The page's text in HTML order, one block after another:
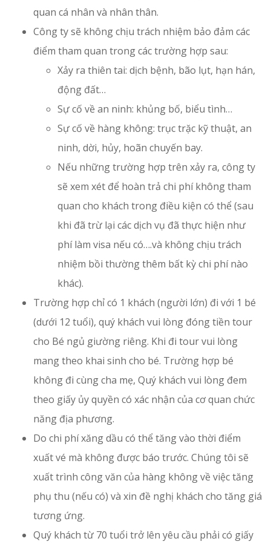
quan cá nhân và nhân thân.
Công ty sẽ không chịu trách nhiệm bảo đảm các
điểm tham quan trong các trường hợp sau:
Xảy ra thiên tai: dịch bệnh, bão lụt, hạn hán,
động đất…
Sự cố về an ninh: khủng bố, biểu tình…
Sự cố về hàng không: trục trặc kỹ thuật, an
ninh, dời, hủy, hoãn chuyến bay.
Nếu những trường hợp trên xảy ra, công ty
sẽ xem xét để hoàn trả chi phí không tham
quan cho khách trong điều kiện có thể (sau
khi đã trừ lại các dịch vụ đã thực hiện như
phí làm visa nếu có….và không chịu trách
nhiệm bồi thường thêm bất kỳ chi phí nào
khác).
Trường hợp chỉ có 1 khách (người lớn) đi với 1 bé
(dưới 12 tuổi), quý khách vui lòng đóng tiền tour
cho Bé ngủ giường riêng. Khi đi tour vui lòng
mang theo khai sinh cho bé. Trường hợp bé
không đi cùng cha mẹ, Quý khách vui lòng đem
theo giấy ủy quyền có xác nhận của cơ quan chức
năng địa phương.
Do chi phí xăng dầu có thể tăng vào thời điểm
xuất vé mà không được báo trước. Chúng tôi sẽ
xuất trình công văn của hàng không về việc tăng
phụ thu (nếu có) và xin đề nghị khách cho tăng giá
tương ứng.
Quý khách từ 70 tuổi trở lên yêu cầu phải có giấy